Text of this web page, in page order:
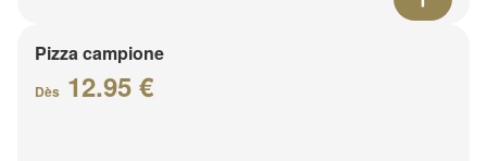
Pizza campione
Dès 12.95 €